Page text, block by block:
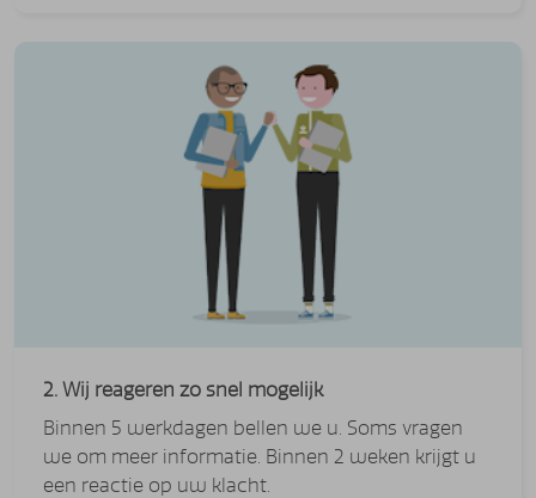
2. Wij reageren zo snel mogelijk
Binnen 5 werkdagen bellen we u. Soms vragen
we om meer informatie. Binnen 2 weken krijgt u
een reactie op uw klacht.